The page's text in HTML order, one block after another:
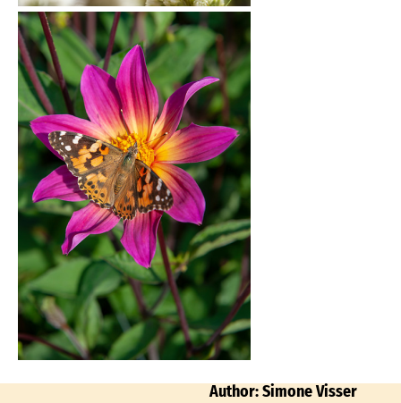
Author: Simone Visser